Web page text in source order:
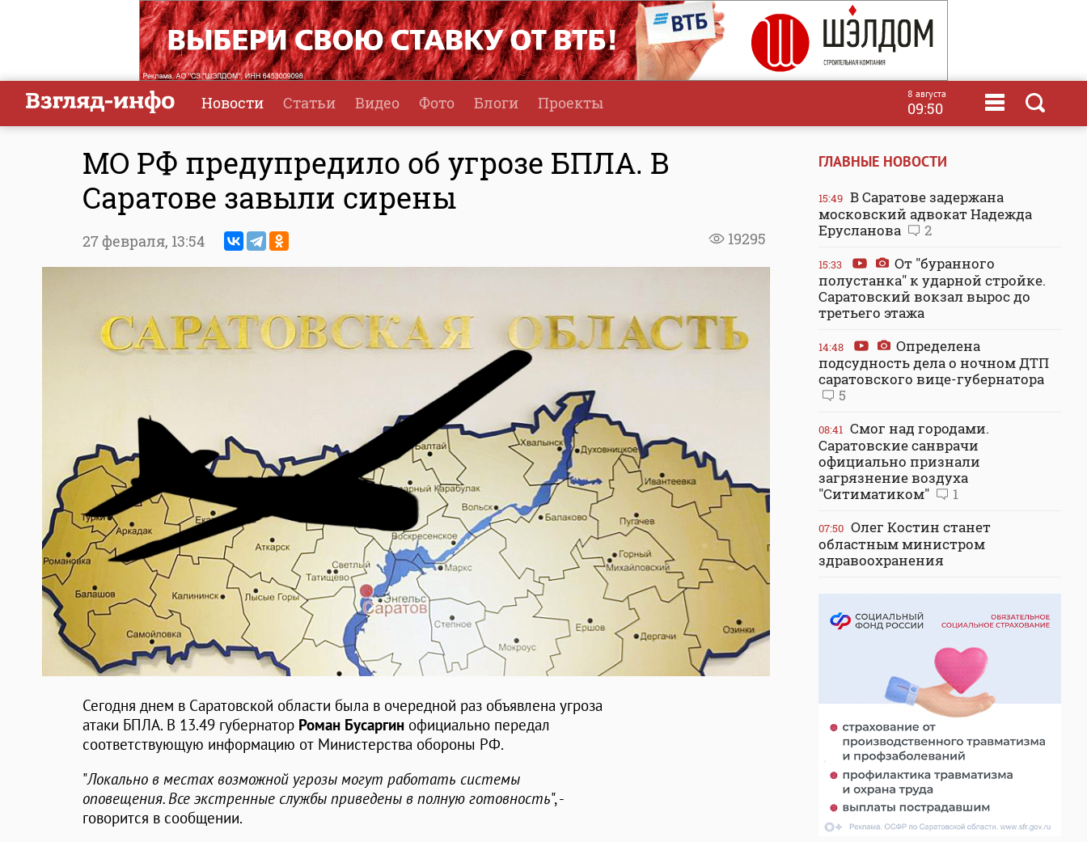
Новости Статьи Видео Фото Блоги Проекты 8 августа
09:50
МО РФ предупредило об угрозе БПЛА. В
Саратове завыли сирены
19295
27 февраля, 13:54
Сегодня днем в Саратовской области была в очередной раз объявлена угроза
атаки БПЛА. В 13.49 губернатор Роман Бусаргин официально передал
соответствующую информацию от Министерства обороны РФ.
"Локально в местах возможной угрозы могут работать системы
оповещения. Все экстренные службы приведены в полную готовность", -
говорится в сообщении.
ГЛАВНЫЕ НОВОСТИ
15:49 В Саратове задержана
московский адвокат Надежда
Ерусланова
2
15:33
От "буранного
полустанка" к ударной стройке.
Саратовский вокзал вырос до
третьего этажа
14:48
Определена
подсудность дела о ночном ДТП
саратовского вице-губернатора
5
08:41 Смог над городами.
Саратовские санврачи
официально признали
загрязнение воздуха
"Ситиматиком"
1
07:50 Олег Костин станет
областным министром
здравоохранения